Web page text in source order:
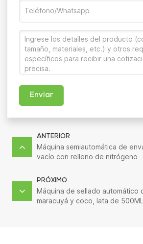
Enviar
ANTERIOR
Máquina semiautomática de
vacío con relleno de nitrógeno
PRÓXIMO
Máquina de sellado automático
maracuyá y coco, lata de 500ML